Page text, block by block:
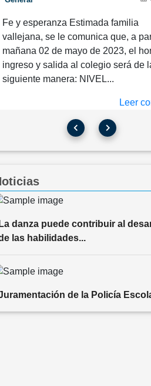
y esperanza Estimada familia
se le comunica que, a
02 de mayo de 2023, el
y salida al colegio será de la
manera: NIVEL...
Leer
COMUNICADO N° 5
FOTOGRAFIAS Fe y
familia vallejana, se
partir del 19 de marzo
con la toma de
La danza puede contribuir al
las habilidades...
de la Policía